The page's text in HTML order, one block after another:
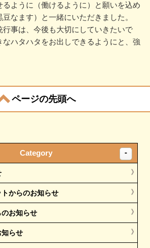
ように（働けるように）と願いを込め
なます）と一緒にいただきました。
行事は、今後も大切にしていきたいで
ハタハタをお出しできるようにと、強
ページの先頭へ
Category
からのお知らせ
お知らせ
らせ